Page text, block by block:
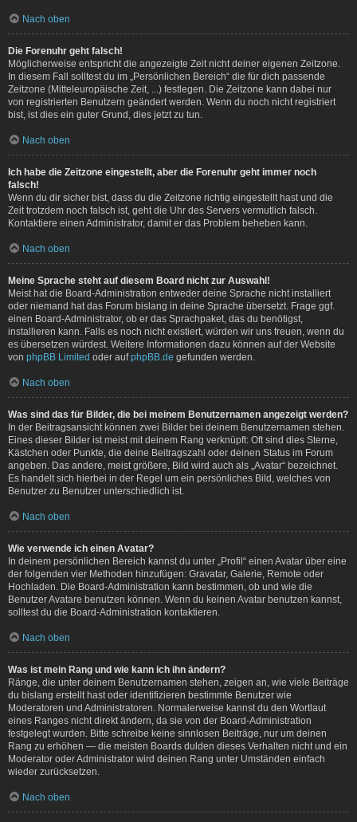
Nach oben
Die Forenuhr geht falsch!
Möglicherweise entspricht die angezeigte Zeit nicht deiner eigenen Zeitzone.
In diesem Fall solltest du im „Persönlichen Bereich“ die für dich passende
Zeitzone (Mitteleuropäische Zeit, ...) festlegen. Die Zeitzone kann dabei nur
von registrierten Benutzern geändert werden. Wenn du noch nicht registriert
bist, ist dies ein guter Grund, dies jetzt zu tun.
Nach oben
Ich habe die Zeitzone eingestellt, aber die Forenuhr geht immer noch
falsch!
Wenn du dir sicher bist, dass du die Zeitzone richtig eingestellt hast und die
Zeit trotzdem noch falsch ist, geht die Uhr des Servers vermutlich falsch.
Kontaktiere einen Administrator, damit er das Problem beheben kann.
Nach oben
Meine Sprache steht auf diesem Board nicht zur Auswahl!
Meist hat die Board-Administration entweder deine Sprache nicht installiert
oder niemand hat das Forum bislang in deine Sprache übersetzt. Frage ggf.
einen Board-Administrator, ob er das Sprachpaket, das du benötigst,
installieren kann. Falls es noch nicht existiert, würden wir uns freuen, wenn du
es übersetzen würdest. Weitere Informationen dazu können auf der Website
von phpBB Limited oder aufphpBB.de gefunden werden.
Nach oben
Was sind das für Bilder, die bei meinem Benutzernamen angezeigt werden?
In der Beitragsansicht können zwei Bilder bei deinem Benutzernamen stehen.
Eines dieser Bilder ist meist mit deinem Rang verknüpft: Oft sind dies Sterne,
Kästchen oder Punkte, die deine Beitragszahl oder deinen Status im Forum
angeben. Das andere, meist größere, Bild wird auch als „Avatar“ bezeichnet.
Es handelt sich hierbei in der Regel um ein persönliches Bild, welches von
Benutzer zu Benutzer unterschiedlich ist.
Nach oben
Wie verwende ich einen Avatar?
In deinem persönlichen Bereich kannst du unter „Profil“ einen Avatar über eine
der folgenden vier Methoden hinzufügen: Gravatar, Galerie, Remote oder
Hochladen. Die Board-Administration kann bestimmen, ob und wie die
Benutzer Avatare benutzen können. Wenn du keinen Avatar benutzen kannst,
solltest du die Board-Administration kontaktieren.
Nach oben
Was ist mein Rang und wie kann ich ihn ändern?
Ränge, die unter deinem Benutzernamen stehen, zeigen an, wie viele Beiträge
du bislang erstellt hast oder identifizieren bestimmte Benutzer wie
Moderatoren und Administratoren. Normalerweise kannst du den Wortlaut
eines Ranges nicht direkt ändern, da sie von der Board-Administration
festgelegt wurden. Bitte schreibe keine sinnlosen Beiträge, nur um deinen
Rang zu erhöhen — die meisten Boards dulden dieses Verhalten nicht und ein
Moderator oder Administrator wird deinen Rang unter Umständen einfach
wieder zurücksetzen.
Nach oben